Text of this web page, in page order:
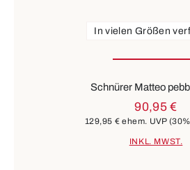
In vielen Größen
Schnürer Matteo
90,95 €
129,95 € ehem. UVP
INKL. MWST.